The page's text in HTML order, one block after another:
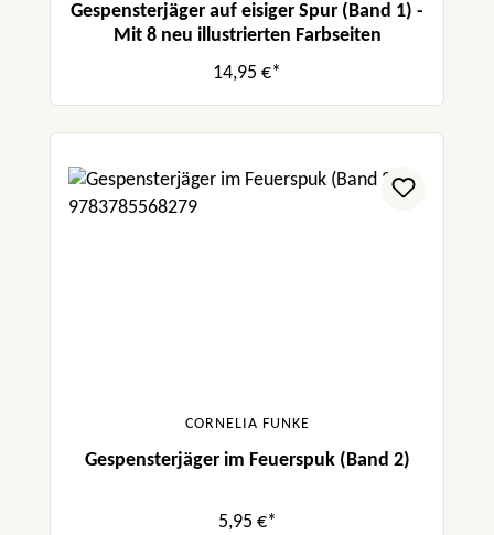
Gespensterjäger auf eisiger Spur (Band 1) -
Mit 8 neu illustrierten Farbseiten
14,95 €*
CORNELIA FUNKE
Gespensterjäger im Feuerspuk (Band 2)
5,95 €*